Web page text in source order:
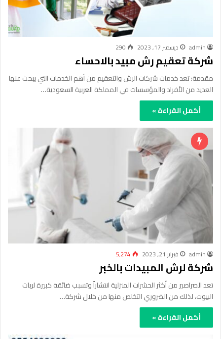
admin ديسمبر 17, 2023 290
شركة تعقيم رش مبيد بالاحساء
مقدمة: تعد خدمات شركات الرش والتعقيم من أهم الخدمات التي يبحث عنها
العديد من الأفراد والمؤسسات في المملكة العربية السعودية…
أكمل القراءة »
admin فبراير 21, 2023 5٬274
شركة لرش المبيدات بالخبر
تعد الصراصير من أكثر الحشرات المنزلية انتشاراً وتسبب ضائقة كبيرة لربات
البيوت، لذلك من الضروري التخلص منها من خلال شركة…
أكمل القراءة »